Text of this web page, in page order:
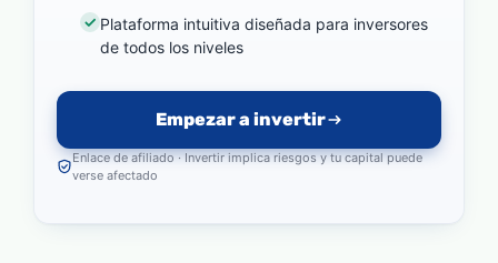
Plataforma intuitiva diseñada para inversores
de todos los niveles
Empezar a invertir
Enlace de afiliado · Invertir implica riesgos y tu capital puede
verse afectado